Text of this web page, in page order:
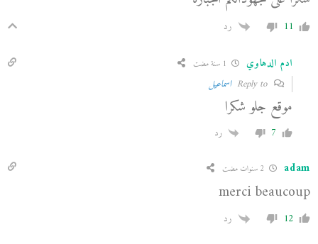
11 رد
ادم الدهاوي
Reply to اسماعيل
موقع جلو شكرا
7 رد
adam
merci beaucoup
12 رد